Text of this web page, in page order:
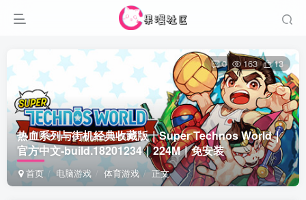
热血系列与街机经典收藏版｜Super Technos World｜
官方中文-build.18201234｜224M｜免安装
首页 电脑游戏 体育游戏 正文
0 163 13